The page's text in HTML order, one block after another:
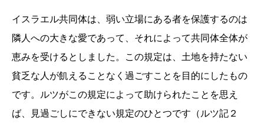
イスラエル共同体は、弱い立場にある者を保護するのは
隣人への大きな愛であって、それによって共同体全体が
恵みを受けるとしました。この規定は、土地を持たない
貧乏な人が飢えることなく過ごすことを目的にしたもの
です。ルツがこの規定によって助けられたことを思え
ば、見過ごしにできない規定のひとつです（ルツ記２